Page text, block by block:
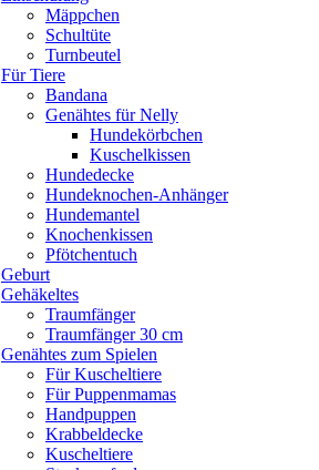
Mäppchen
Schultüte
Turnbeutel
Für Tiere
Bandana
Genähtes für Nelly
Hundekörbchen
Kuschelkissen
Hundedecke
Hundeknochen-Anhänger
Hundemantel
Knochenkissen
Pfötchentuch
Geburt
Gehäkeltes
Traumfänger
Traumfänger 30 cm
Genähtes zum Spielen
Für Kuscheltiere
Für Puppenmamas
Handpuppen
Krabbeldecke
Kuscheltiere